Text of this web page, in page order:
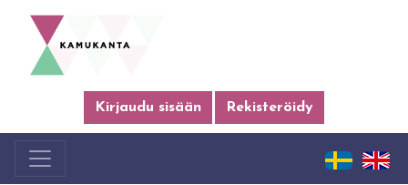
Kirjaudu sisään Rekisteröidy